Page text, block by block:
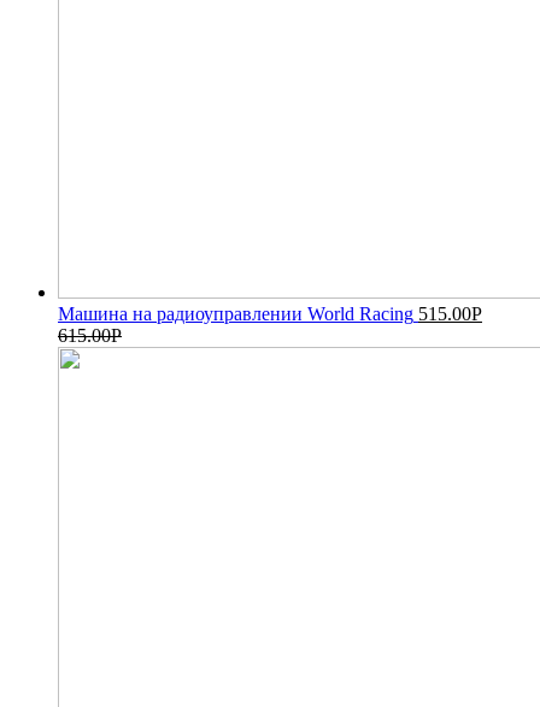
Машина на радиоуправлении World Racing 515.00Р
615.00Р